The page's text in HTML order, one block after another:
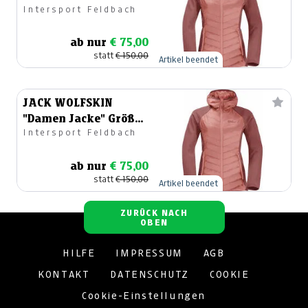
38
Intersport Feldbach
ab nur € 75,00
statt€ 150,00 Artikel beendet
JACK WOLFSKIN
"Damen Jacke" Größe
40
Intersport Feldbach
ab nur € 75,00
statt€ 150,00 Artikel beendet
ZURÜCK NACH
OBEN
HILFE IMPRESSUM AGB
KONTAKT DATENSCHUTZ COOKIE
Cookie-Einstellungen